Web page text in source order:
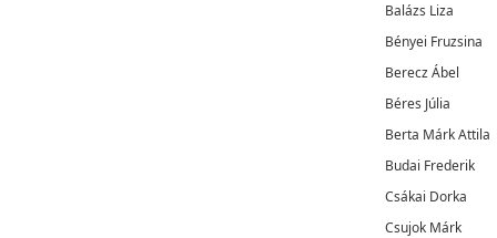
Balázs Liza
Bényei Fruzsina
Berecz Ábel
Béres Júlia
Berta Márk Attila
Budai Frederik
Csákai Dorka
Csujok Márk